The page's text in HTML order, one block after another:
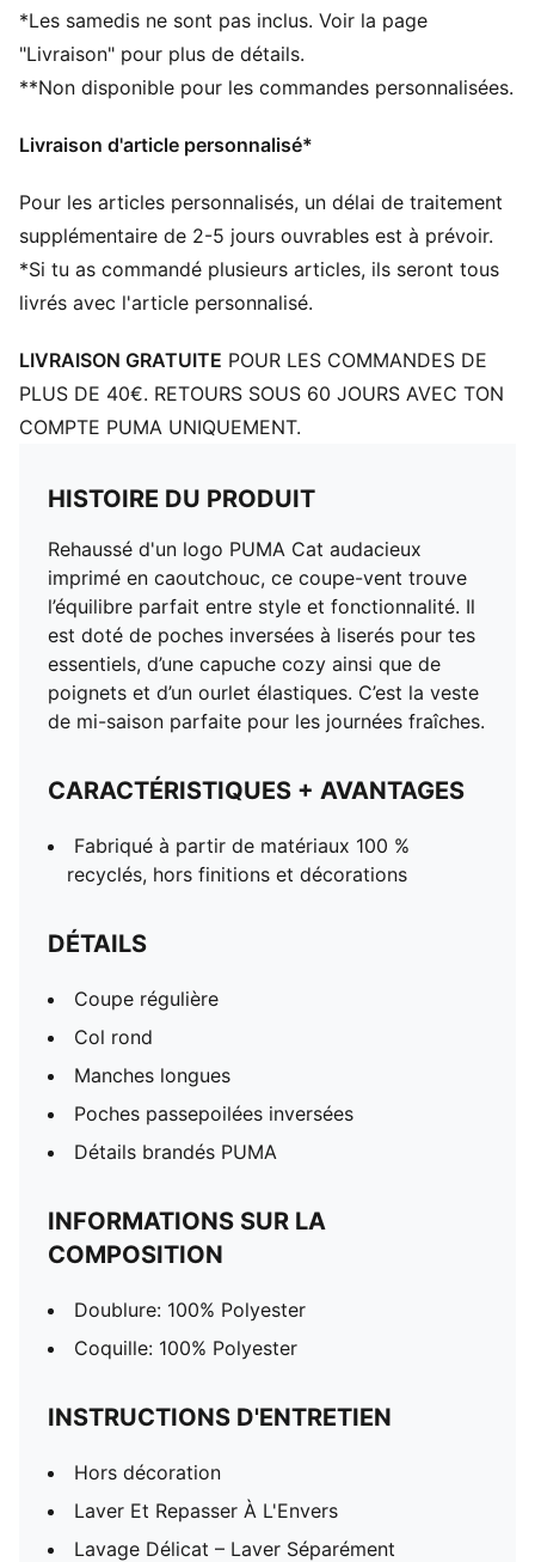
Manches longues
Poches passepoilées inversées
Détails brandés PUMA
*Les samedis ne sont pas inclus. Voir la page
"Livraison" pour plus de détails.
**Non disponible pour les commandes personnalisées.
Livraison d'article personnalisé*
Pour les articles personnalisés, un délai de traitement
supplémentaire de 2-5 jours ouvrables est à prévoir.
*Si tu as commandé plusieurs articles, ils seront tous
livrés avec l'article personnalisé.
LIVRAISON GRATUITE POUR LES COMMANDES DE
PLUS DE 40€. RETOURS SOUS 60 JOURS AVEC TON
COMPTE PUMA UNIQUEMENT.
HISTOIRE DU PRODUIT
Rehaussé d'un logo PUMA Cat audacieux
imprimé en caoutchouc, ce coupe-vent trouve
l’équilibre parfait entre style et fonctionnalité. Il
est doté de poches inversées à liserés pour tes
essentiels, d’une capuche cozy ainsi que de
poignets et d’un ourlet élastiques. C’est la veste
de mi-saison parfaite pour les journées fraîches.
CARACTÉRISTIQUES + AVANTAGES
Fabriqué à partir de matériaux 100 %
recyclés, hors finitions et décorations
DÉTAILS
Coupe régulière
Col rond
Manches longues
Poches passepoilées inversées
Détails brandés PUMA
INFORMATIONS SUR LA
COMPOSITION
Doublure: 100% Polyester
Coquille: 100% Polyester
INSTRUCTIONS D'ENTRETIEN
Hors décoration
Laver Et Repasser À L'Envers
Lavage Délicat – Laver Séparément